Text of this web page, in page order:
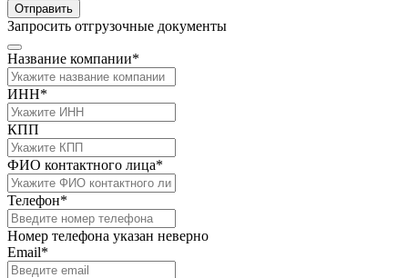
Отправить
Запросить отгрузочные документы
Название компании*
ИНН*
КПП
ФИО контактного лица*
Телефон*
Номер телефона указан неверно
Email*